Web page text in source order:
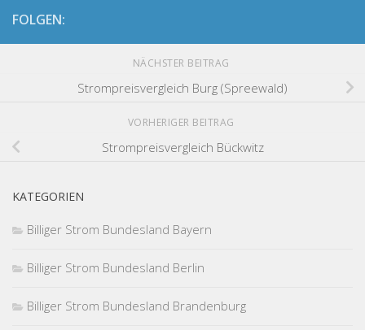
FOLGEN:
NÄCHSTER BEITRAG
Strompreisvergleich Burg (Spreewald)
VORHERIGER BEITRAG
Strompreisvergleich Bückwitz
KATEGORIEN
Billiger Strom Bundesland Bayern
Billiger Strom Bundesland Berlin
Billiger Strom Bundesland Brandenburg